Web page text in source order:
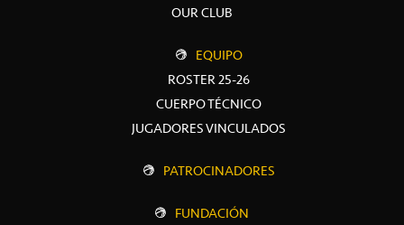
OUR CLUB
EQUIPO
ROSTER 25-26
CUERPO TÉCNICO
JUGADORES VINCULADOS
PATROCINADORES
FUNDACIÓN